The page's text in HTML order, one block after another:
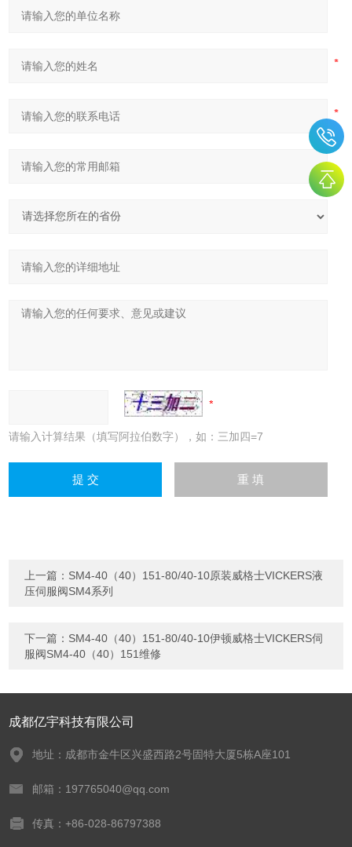
请输入计算结果（填写阿拉伯数字），如：三加四=7
上一篇： SM4-40（40）151-80/40-10原装威格士VICKERS液
压伺服阀SM4系列
下一篇： SM4-40（40）151-80/40-10伊顿威格士VICKERS伺
服阀SM4-40（40）151维修
成都亿宇科技有限公司
地址：成都市金牛区兴盛西路2号固特大厦5栋A座101
邮箱：197765040@qq.com
传真：+86-028-86797388